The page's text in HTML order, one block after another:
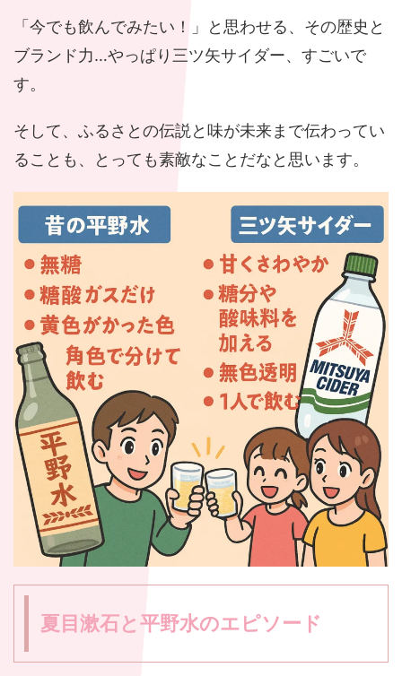
「今でも飲んでみたい！」と思わせる、その歴史と
ブランド力…やっぱり三ツ矢サイダー、すごいで
す。
そして、ふるさとの伝説と味が未来まで伝わってい
ることも、とっても素敵なことだなと思います。
夏目漱石と平野水のエピソード